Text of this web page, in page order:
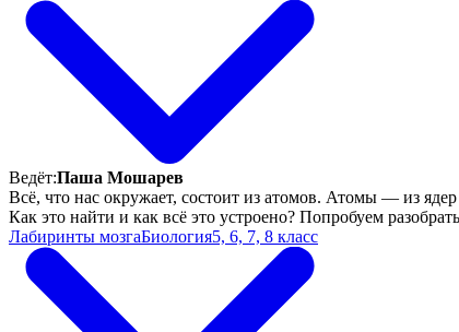
Ведёт:Паша Мошарев
Всё, что нас окружает, состоит из атомов. Атомы — из
Как это найти и как всё это устроено? Попробуем
Лабиринты мозгаБиология5, 6, 7, 8 класс